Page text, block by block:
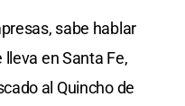
sabe hablar
en Santa Fe,
al Quincho de